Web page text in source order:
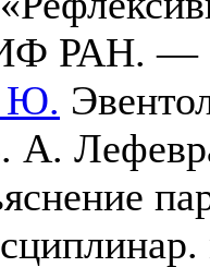
РАН. —
Ю.
А.